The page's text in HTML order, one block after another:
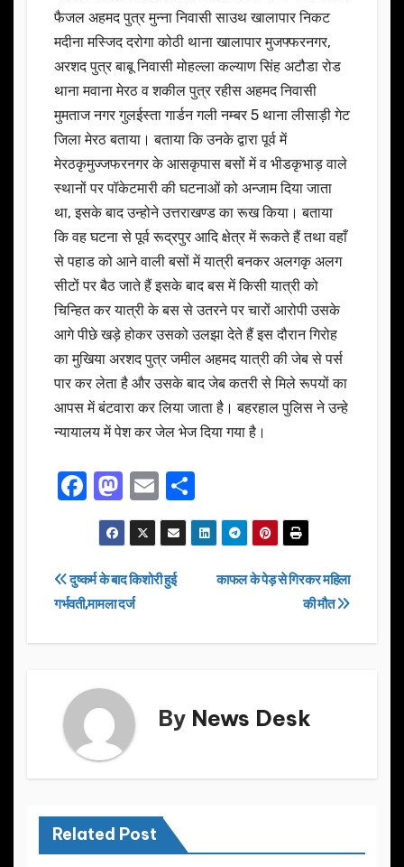
फैजल अहमद पुत्र मुन्ना निवासी साउथ खालापार निकट
मदीना मस्जिद दरोगा कोठी थाना खालापार मुजफ्फरनगर,
अरशद पुत्र बाबू निवासी मोहल्ला कल्याण सिंह अटौडा रोड
थाना मवाना मेरठ व शकील पुत्र रहीस अहमद निवासी
मुमताज नगर गुलईस्ता गार्डन गली नम्बर 5 थाना लीसाड़ी गेट
जिला मेरठ बताया। बताया कि उनके द्वारा पूर्व में
मेरठकृमुज्जफरनगर के आसकृपास बसों में व भीडकृभाड़ वाले
स्थानों पर पॉकेटमारी की घटनाओं को अन्जाम दिया जाता
था, इसके बाद उन्होने उत्तराखण्ड का रूख किया। बताया
कि वह घटना से पूर्व रूद्रपुर आदि क्षेत्र में रूकते हैं तथा वहाँ
से पहाड को आने वाली बसों में यात्री बनकर अलगकृ अलग
सीटों पर बैठ जाते हैं इसके बाद बस में किसी यात्री को
चिन्हित कर यात्री के बस से उतरने पर चारों आरोपी उसके
आगे पीछे खड़े होकर उसको उलझा देते हैं इस दौरान गिरोह
का मुखिया अरशद पुत्र जमील अहमद यात्री की जेब से पर्स
पार कर लेता है और उसके बाद जेब कतरी से मिले रूपयों का
आपस में बंटवारा कर लिया जाता है। बहरहाल पुलिस ने उन्हे
न्यायालय में पेश कर जेल भेज दिया गया है।
F
a
c
e
b
k
M
a
st
o
d
E
m
ail
h
ar
Post
navigation
काफल के पेड़ से गिरकर महिला
की मौत
दुष्कर्म के बाद किशोरी हुई
गर्भवती,मामला दर्ज
By News Desk
Related Post